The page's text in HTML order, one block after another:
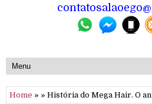
Home » » História do Mega Hair. O